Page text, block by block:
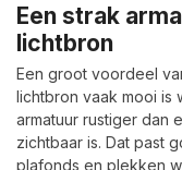
Een strak
lichtbron
Een groot voordeel
lichtbron vaak mooi is
armatuur rustiger dan
zichtbaar is. Dat past
plafonds en plekken